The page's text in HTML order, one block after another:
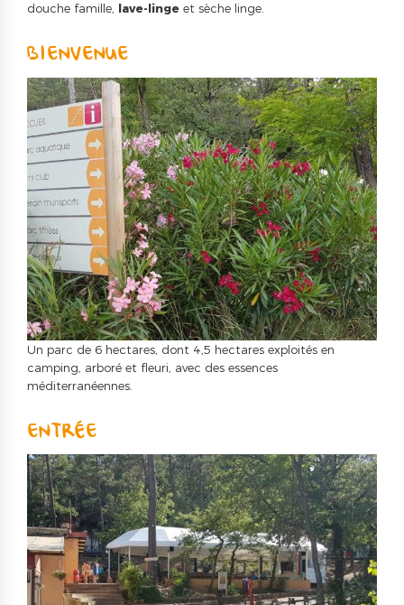
douche famille, lave-linge et sèche linge.
BIENVENUE
Un parc de 6 hectares, dont 4,5 hectares exploités en
camping, arboré et fleuri, avec des essences
méditerranéennes.
ENTRÉE